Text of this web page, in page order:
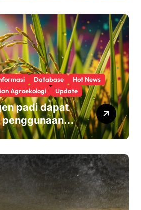
Database
Hot News
Agroekologi Update
padi dapat
melindungi